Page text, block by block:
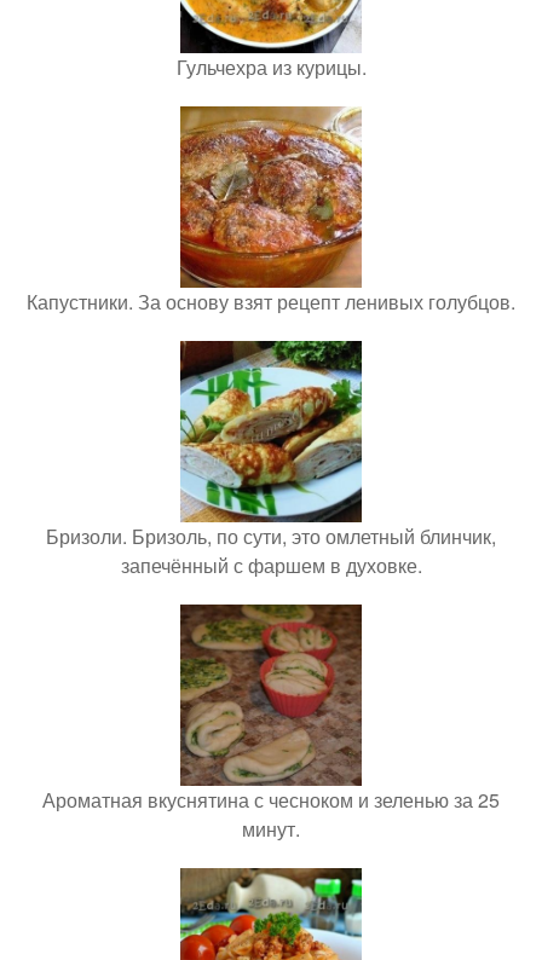
Гульчехра из курицы.
Капустники. За основу взят рецепт ленивых голубцов.
Бризоли. Бризоль, по сути, это омлетный блинчик,
запечённый с фаршем в духовке.
Ароматная вкуснятина с чесноком и зеленью за 25
минут.